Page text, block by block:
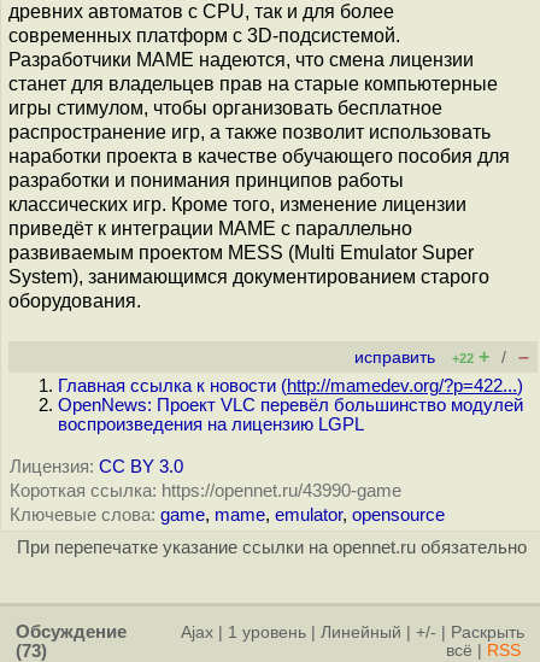
древних автоматов с CPU, так и для более
современных платформ с 3D-подсистемой.
Разработчики MAME надеются, что смена лицензии
станет для владельцев прав на старые компьютерные
игры стимулом, чтобы организовать бесплатное
распространение игр, а также позволит использовать
наработки проекта в качестве обучающего пособия для
разработки и понимания принципов работы
классических игр. Кроме того, изменение лицензии
приведёт к интеграции MAME с параллельно
развиваемым проектом MESS (Multi Emulator Super
System), занимающимся документированием старого
оборудования.
исправить +22 + / –
Главная ссылка к новости (http://mamedev.org/?p=422...)
OpenNews: Проект VLC перевёл большинство модулей
воспроизведения на лицензию LGPL
Лицензия: CC BY 3.0
Короткая ссылка: https://opennet.ru/43990-game
Ключевые слова: game, mame, emulator, opensource
При перепечатке указание ссылки на opennet.ru обязательно
Обсуждение
(73)
Ajax 1 уровень Линейный +/-
Раскрыть
всё
RSS